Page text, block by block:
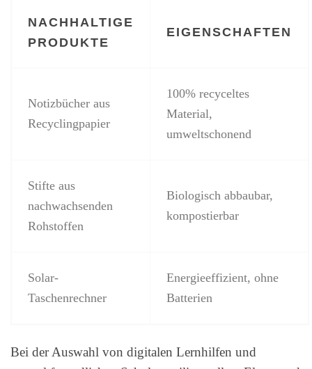
NACHHALTIGE
PRODUKTE
EIGENSCHAFTEN
Notizbücher aus
Recyclingpapier
100% recyceltes
Material,
umweltschonend
Stifte aus
nachwachsenden
Rohstoffen
Biologisch abbaubar,
kompostierbar
Solar-
Taschenrechner
Energieeffizient, ohne
Batterien
Bei der Auswahl von digitalen Lernhilfen und